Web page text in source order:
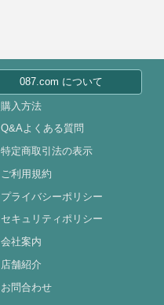
087.com について
購入方法
Q&Aよくある質問
特定商取引法の表示
ご利用規約
プライバシーポリシー
セキュリティポリシー
会社案内
店舗紹介
お問合わせ